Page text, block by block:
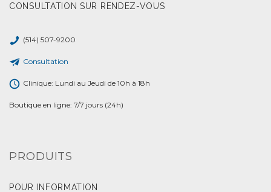
CONSULTATION SUR RENDEZ-VOUS
(514) 507-9200
Consultation
Clinique: Lundi au Jeudi de 10h à 18h
Boutique en ligne: 7/7 jours (24h)
PRODUITS
POUR INFORMATION